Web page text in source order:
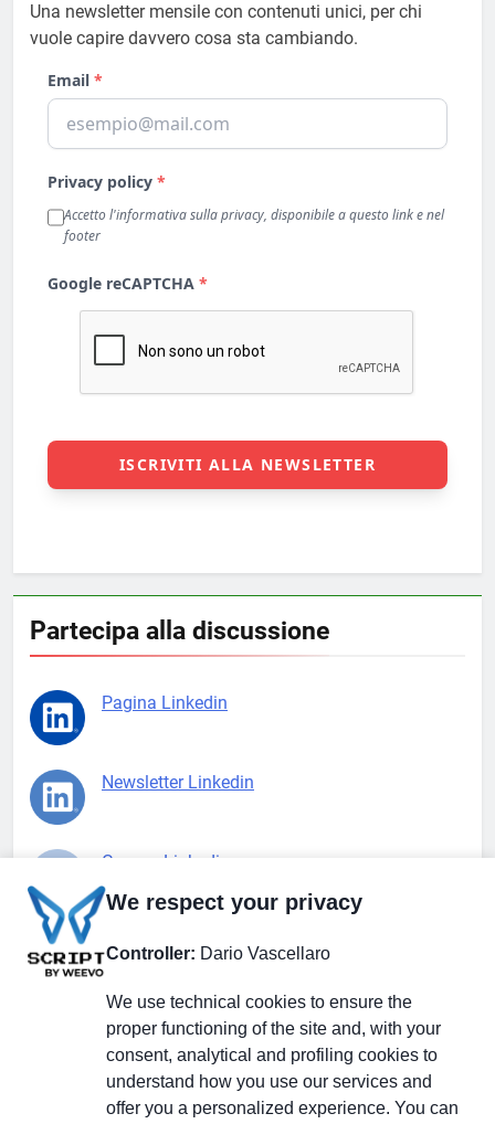
Una newsletter mensile con contenuti unici, per chi
vuole capire davvero cosa sta cambiando.
Partecipa alla discussione
Pagina Linkedin
Newsletter Linkedin
Gruppo Linkedin
Pagina Facebook
X.com
We respect your privacy
Controller: Dario Vascellaro
We use technical cookies to ensure the
proper functioning of the site and, with your
consent, analytical and profiling cookies to
understand how you use our services and
offer you a personalized experience. You can